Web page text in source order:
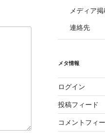
メディア
連絡先
メタ情報
ログイン
投稿フィード
コメントフィ